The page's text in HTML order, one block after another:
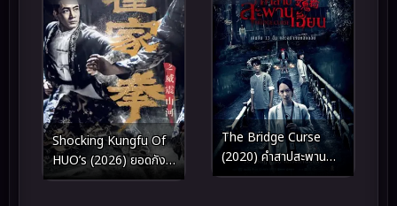
Shocking Kungfu Of
HUO’s (2026) ยอดกังฟู
ปราบอธรรม
The Bridge Curse
(2020) คำสาปสะพาน
เฮี้ยน